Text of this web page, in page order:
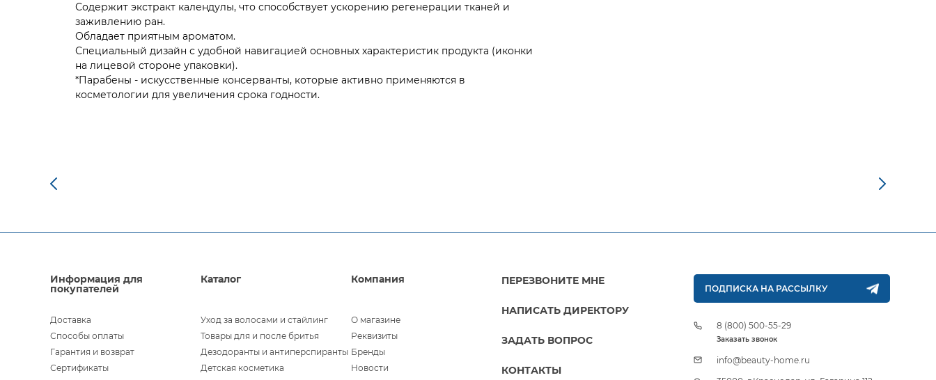
Содержит экстракт календулы, что способствует ускорению регенерации тканей и
заживлению ран.
Обладает приятным ароматом.
Специальный дизайн с удобной навигацией основных характеристик продукта (иконки
на лицевой стороне упаковки).
*Парабены - искусственные консерванты, которые активно применяются в
косметологии для увеличения срока годности.
Информация для
покупателей
Доставка
Способы оплаты
Гарантия и возврат
Сертификаты
Каталог
Уход за волосами и стайлинг
Товары для и после бритья
Дезодоранты и антиперспиранты
Детская косметика
Компания
О магазине
Реквизиты
Бренды
Новости
ПЕРЕЗВОНИТЕ МНЕ
НАПИСАТЬ ДИРЕКТОРУ
ЗАДАТЬ ВОПРОС
КОНТАКТЫ
ПОДПИСКА НА РАССЫЛКУ
8 (800) 500-55-29
Заказать звонок
info@beauty-home.ru